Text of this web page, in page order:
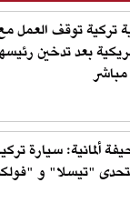
تركية توقف العمل
بعد تدخين
ألمانية: سيارة
"تيسلا" و